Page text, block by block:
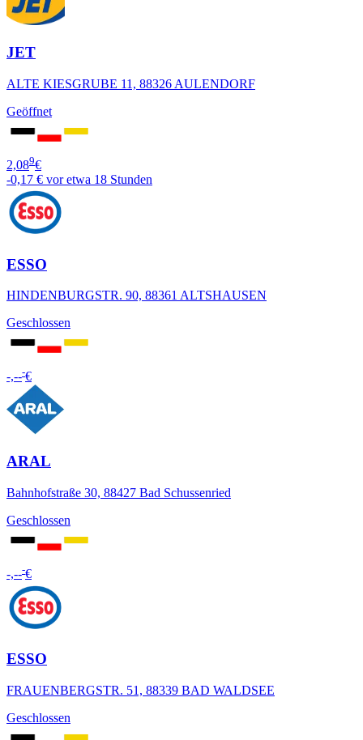
JET
ALTE KIESGRUBE 11, 88326 AULENDORF
Geöffnet
2,089€
-0,17 € vor etwa 18 Stunden
ESSO
HINDENBURGSTR. 90, 88361 ALTSHAUSEN
Geschlossen
-,---€
ARAL
Bahnhofstraße 30, 88427 Bad Schussenried
Geschlossen
-,---€
ESSO
FRAUENBERGSTR. 51, 88339 BAD WALDSEE
Geschlossen